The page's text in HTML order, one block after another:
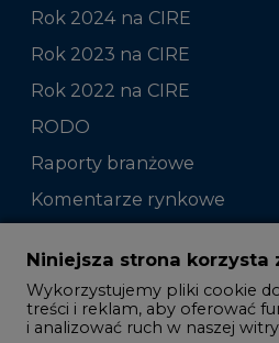
Rok 2024 na CIRE
Rok 2023 na CIRE
Rok 2022 na CIRE
RODO
Raporty branżowe
Komentarze rynkowe
Zmiany kadrowe na rynku
Studio CIRE
Rozmowy o energetyce
Niniejsza strona korzysta
Wykorzystujemy pliki cookie
treści i reklam, aby oferować
i analizować ruch w naszej